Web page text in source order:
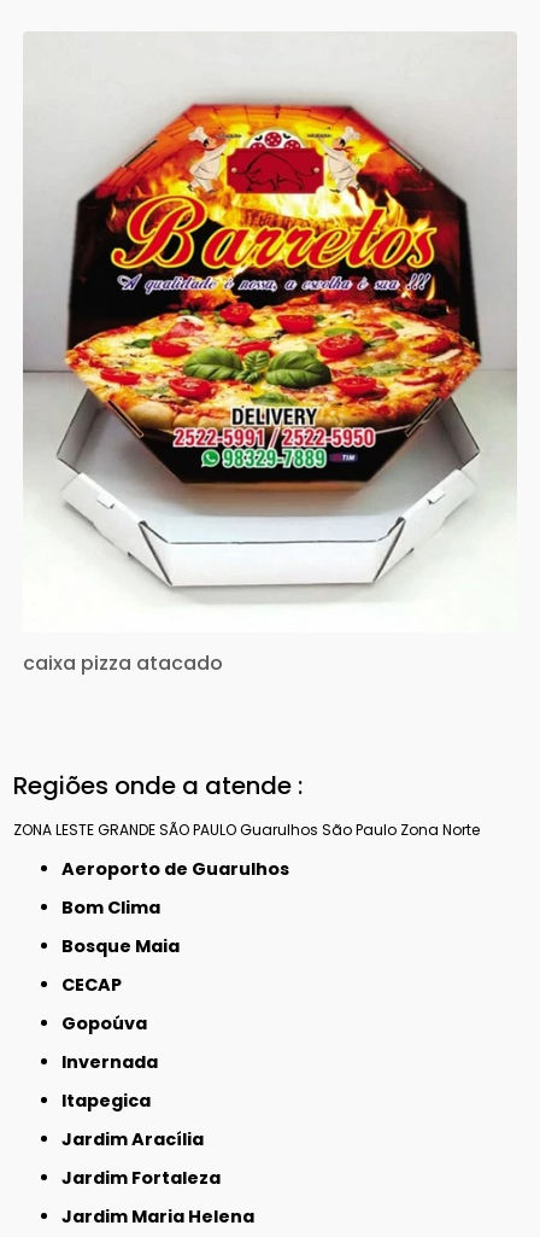
caixa pizza atacado
Regiões onde a atende :
ZONA LESTEGRANDE SÃO PAULOGuarulhos São Paulo Zona Norte
Aeroporto de Guarulhos
Bom Clima
Bosque Maia
CECAP
Gopoúva
Invernada
Itapegica
Jardim Aracília
Jardim Fortaleza
Jardim Maria Helena